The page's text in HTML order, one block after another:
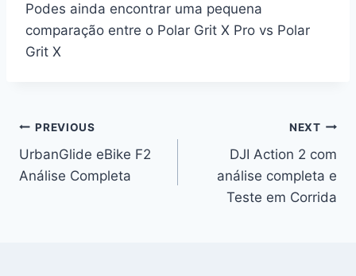
Podes ainda encontrar uma pequena
comparação entre o Polar Grit X Pro vs Polar
Grit X
Navegação
de
PREVIOUS
UrbanGlide eBike F2
Análise Completa
NEXT
DJI Action 2 com
análise completa e
Teste em Corrida